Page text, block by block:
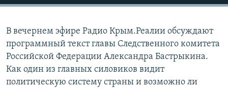
В вечернем эфире Радио Крым.Реалии обсуждают
программный текст главы Следственного комитета
Российской Федерации Александра Бастрыкина.
Как один из главных силовиков видит
политическую систему страны и возможно ли